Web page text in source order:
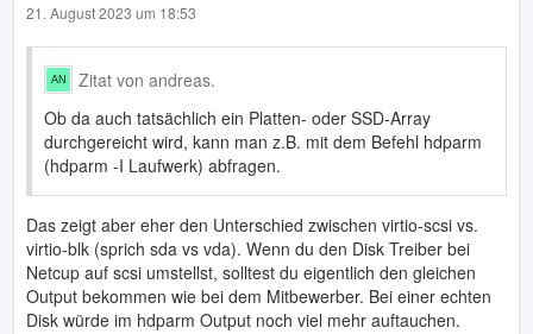
21. August 2023 um 18:53
Zitat von andreas.
Ob da auch tatsächlich ein Platten- oder SSD-Array
durchgereicht wird, kann man z.B. mit dem Befehl hdparm
(hdparm -I Laufwerk) abfragen.
Das zeigt aber eher den Unterschied zwischen virtio-scsi vs.
virtio-blk (sprich sda vs vda). Wenn du den Disk Treiber bei
Netcup auf scsi umstellst, solltest du eigentlich den gleichen
Output bekommen wie bei dem Mitbewerber. Bei einer echten
Disk würde im hdparm Output noch viel mehr auftauchen.